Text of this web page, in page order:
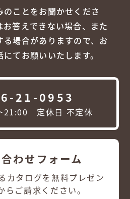
ことをお聞かせくださ
お答えできない場合、また
る場合がありますので、お
てお願いいたします。
21-0953
定休日 不定休
わせフォーム
カタログを無料プレゼン
らご請求ください。